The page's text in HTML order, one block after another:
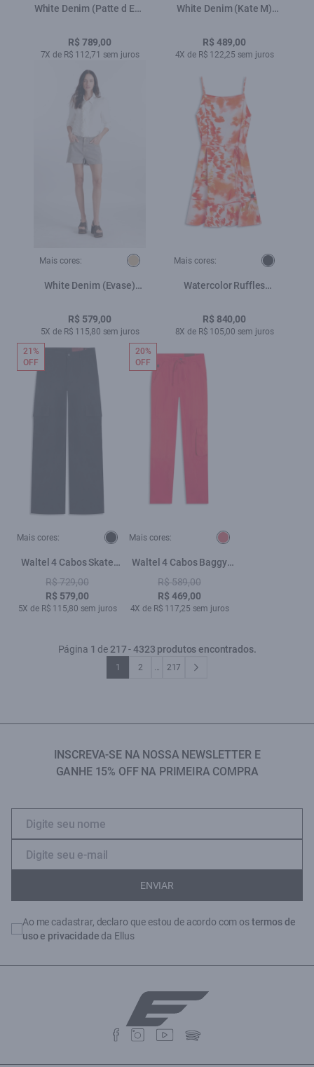
White Denim (Patte d Eph
R$ 789,00
7X de R$ 112,71 sem juros
White Denim (Kate M)
R$ 489,00
4X de R$ 122,25 sem juros
Mais cores:
White Denim (Evase)
R$ 579,00
5X de R$ 115,80 sem juros
Mais cores:
Watercolor Ruffles
R$ 840,00
8X de R$ 105,00 sem juros
Mais cores:
Waltel 4 Cabos Skate
Cargo Preto
R$ 729,00
R$ 579,00
5X de R$ 115,80 sem juros
21%
OFF
Mais cores:
Waltel 4 Cabos Baggy
Cargo Vermelho
R$ 589,00
R$ 469,00
4X de R$ 117,25 sem juros
20%
OFF
Página 1 de 217-4323 produtos encontrados.
1 2 ... 217
INSCREVA-SE NA NOSSA NEWSLETTER E
GANHE 15% OFF NA PRIMEIRA COMPRA
ENVIAR
Ao me cadastrar, declaro que estou de acordo com ostermos de
uso e privacidade da Ellus